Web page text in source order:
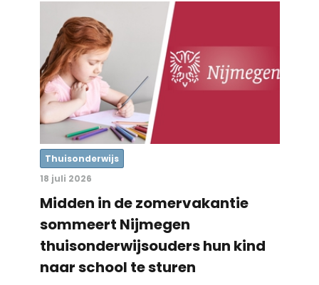
Thuisonderwijs
18 juli 2026
Midden in de zomervakantie
sommeert Nijmegen
thuisonderwijsouders hun kind
naar school te sturen